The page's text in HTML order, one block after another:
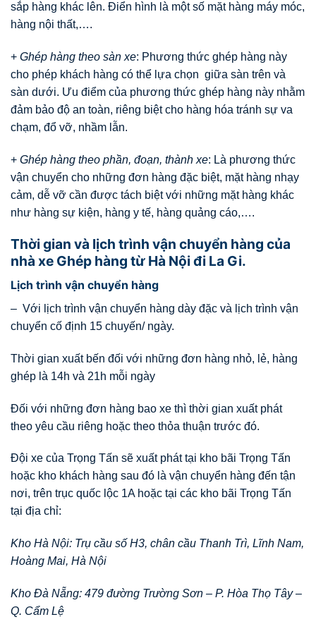
sắp hàng khác lên. Điển hình là một số mặt hàng máy móc,
hàng nội thất,….
+ Ghép hàng theo sàn xe: Phương thức ghép hàng này
cho phép khách hàng có thể lựa chọn giữa sàn trên và
sàn dưới. Ưu điểm của phương thức ghép hàng này nhằm
đảm bảo độ an toàn, riêng biệt cho hàng hóa tránh sự va
chạm, đổ vỡ, nhầm lẫn.
+ Ghép hàng theo phần, đoạn, thành xe: Là phương thức
vận chuyển cho những đơn hàng đặc biệt, mặt hàng nhạy
cảm, dễ vỡ cần được tách biệt với những mặt hàng khác
như hàng sự kiện, hàng y tế, hàng quảng cáo,….
Thời gian và lịch trình vận chuyển hàng của
nhà xe Ghép hàng từ Hà Nội đi La Gi.
Lịch trình vận chuyển hàng
– Với lịch trình vận chuyển hàng dày đặc và lịch trình vận
chuyển cố định 15 chuyến/ ngày.
Thời gian xuất bến đối với những đơn hàng nhỏ, lẻ, hàng
ghép là 14h và 21h mỗi ngày
Đối với những đơn hàng bao xe thì thời gian xuất phát
theo yêu cầu riêng hoặc theo thỏa thuận trước đó.
Đội xe của Trọng Tấn sẽ xuất phát tại kho bãi Trọng Tấn
hoặc kho khách hàng sau đó là vận chuyển hàng đến tận
nơi, trên trục quốc lộc 1A hoặc tại các kho bãi Trọng Tấn
tại địa chỉ:
Kho Hà Nội: Trụ cầu số H3, chân cầu Thanh Trì, Lĩnh Nam,
Hoàng Mai, Hà Nội
Kho Đà Nẵng: 479 đường Trường Sơn – P. Hòa Thọ Tây –
Q. Cẩm Lệ